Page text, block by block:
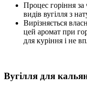
Процес горіння
видів вугілля з
Вирізняється
цей аромат при
для куріння і не
Вугілля для